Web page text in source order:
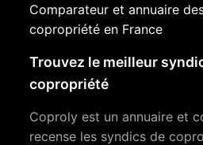
Comparateur et annuaire
copropriété en France
Trouvez le meilleur
copropriété
Coproly est un annuaire et
recense les syndics de